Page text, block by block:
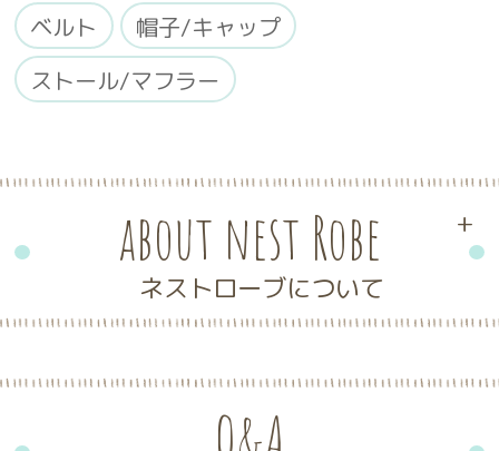
ベルト
帽子/キャップ
ストール/マフラー
about nest Robe
ネストローブについて
+